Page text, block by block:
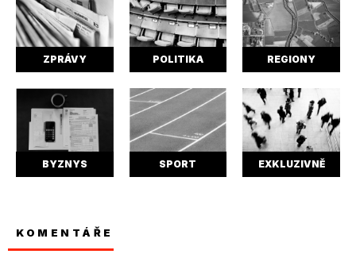
ZPRÁVY POLITIKA REGIONY
BYZNYS SPORT EXKLUZIVNĚ
KOMENTÁŘE